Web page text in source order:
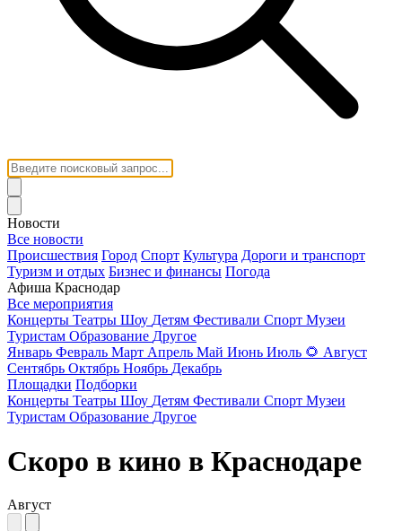
Новости
Все новости
Происшествия Город Спорт Культура Дороги и транспорт
Туризм и отдых Бизнес и финансы Погода
Афиша Краснодар
Все мероприятия
Концерты Театры Шоу Детям Фестивали Спорт Музеи
Туристам Образование Другое
Январь Февраль Март Апрель Май Июнь Июль 🌻 Август
Сентябрь Октябрь Ноябрь Декабрь
Площадки Подборки
Концерты Театры Шоу Детям Фестивали Спорт Музеи
Туристам Образование Другое
Скоро в кино в Краснодаре
Август